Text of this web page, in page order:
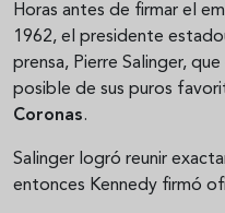
Horas antes de firmar el
1962, el presidente
prensa, Pierre Salinger,
posible de sus puros
Coronas.
Salinger logró reunir
entonces Kennedy firmó